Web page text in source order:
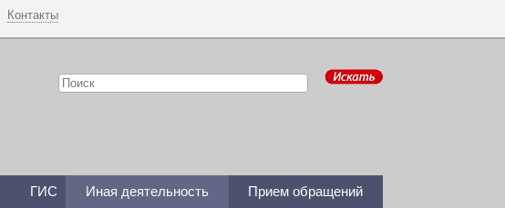
Контакты
ГИС Иная деятельность Прием обращений